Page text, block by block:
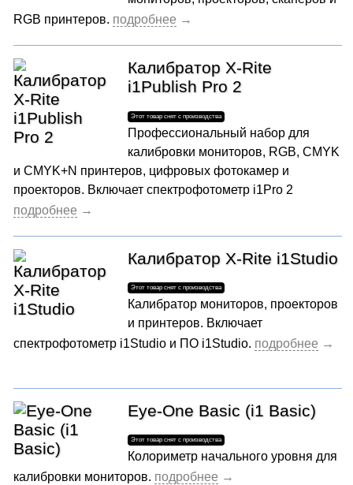
RGB принтеров.
Калибратор X-Rite
i1Publish Pro 2
Профессиональный набор для
калибровки мониторов, RGB, CMYK
и CMYK+N принтеров, цифровых фотокамер и
проекторов. Включает спектрофотометр i1Pro 2
Калибратор X-Rite i1Studio
Калибратор мониторов, проекторов
и принтеров. Включает
спектрофотометр i1Studio и ПО i1Studio.
Eye-One Basic (i1 Basic)
Колориметр начального уровня для
калибровки мониторов.